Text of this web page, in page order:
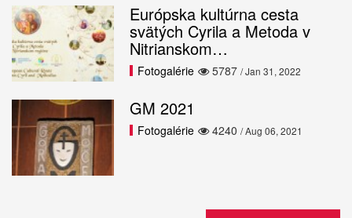
Európska kultúrna cesta
svätých Cyrila a Metoda v
Nitrianskom…
5787
Fotogalérie / Jan 31, 2022
GM 2021
4240
Fotogalérie / Aug 06, 2021